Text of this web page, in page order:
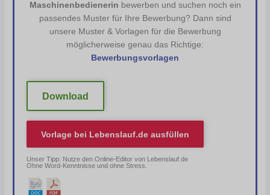
Maschinenbedienerin bewerben und suchen noch ein
passendes Muster für Ihre Bewerbung? Dann sind
unsere Muster & Vorlagen für die Bewerbung
möglicherweise genau das Richtige:
Bewerbungsvorlagen
Download
Vorlage bei Lebenslauf.de ausfüllen
Unser Tipp: Nutze den Online-Editor von Lebenslauf.de
Ohne Word-Kenntnisse und ohne Stress.